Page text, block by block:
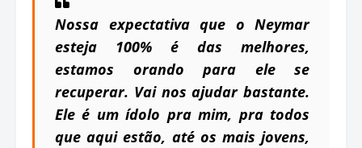
Nossa expectativa que o Neymar
esteja 100% é das melhores,
estamos orando para ele se
recuperar. Vai nos ajudar bastante.
Ele é um ídolo pra mim, pra todos
que aqui estão, até os mais jovens,